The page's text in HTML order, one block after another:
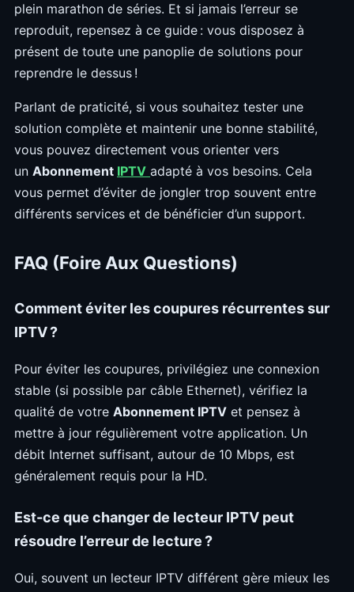
plein marathon de séries. Et si jamais l’erreur se
reproduit, repensez à ce guide : vous disposez à
présent de toute une panoplie de solutions pour
reprendre le dessus !
Parlant de praticité, si vous souhaitez tester une
solution complète et maintenir une bonne stabilité,
vous pouvez directement vous orienter vers
un Abonnement IPTV adapté à vos besoins. Cela
vous permet d’éviter de jongler trop souvent entre
différents services et de bénéficier d’un support.
FAQ (Foire Aux Questions)
Comment éviter les coupures récurrentes sur
IPTV ?
Pour éviter les coupures, privilégiez une connexion
stable (si possible par câble Ethernet), vérifiez la
qualité de votre Abonnement IPTV et pensez à
mettre à jour régulièrement votre application. Un
débit Internet suffisant, autour de 10 Mbps, est
généralement requis pour la HD.
Est-ce que changer de lecteur IPTV peut
résoudre l’erreur de lecture ?
Oui, souvent un lecteur IPTV différent gère mieux les